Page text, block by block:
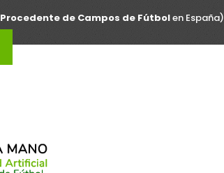
Procedente de Campos de Fútbolen España)